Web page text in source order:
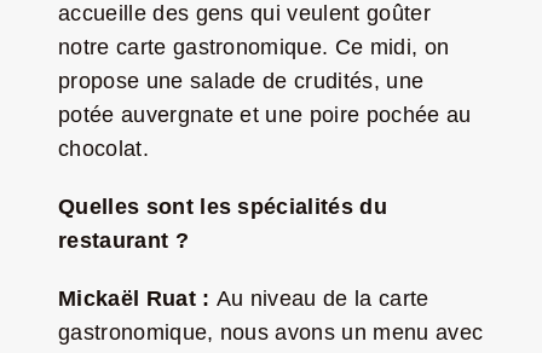
accueille des gens qui veulent goûter
notre carte gastronomique. Ce midi, on
propose une salade de crudités, une
potée auvergnate et une poire pochée au
chocolat.
Quelles sont les spécialités du
restaurant ?
Mickaël Ruat : Au niveau de la carte
gastronomique, nous avons un menu avec